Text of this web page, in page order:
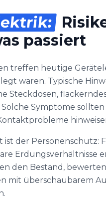
passiert
treffen heutige
waren. Typische
Steckdosen,
Symptome
ist der Personenschutz:
Erdungsverhältnisse
den Bestand,
mit überschaubarem